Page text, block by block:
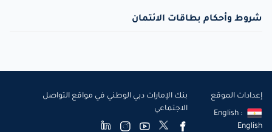
شروط وأحكام بطاقات الائتمان
إعدادات الموقع
English :
English
بنك الإمارات دبي الوطني في مواقع التواصل
الاجتماعي